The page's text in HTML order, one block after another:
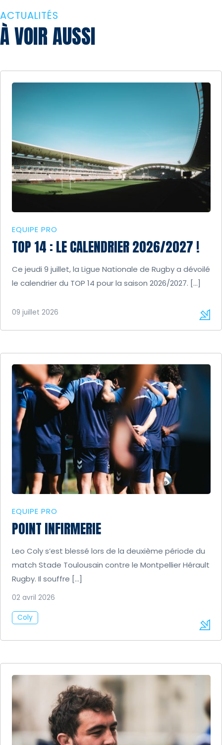
ACTUALITÉS
À VOIR AUSSI
EQUIPE PRO
TOP 14 : LE CALENDRIER 2026/2027 !
Ce jeudi 9 juillet, la Ligue Nationale de Rugby a dévoilé
le calendrier du TOP 14 pour la saison 2026/2027. […]
09 juillet 2026
EQUIPE PRO
POINT INFIRMERIE
Leo Coly s’est blessé lors de la deuxième période du
match Stade Toulousain contre le Montpellier Hérault
Rugby. Il souffre […]
02 avril 2026
Coly